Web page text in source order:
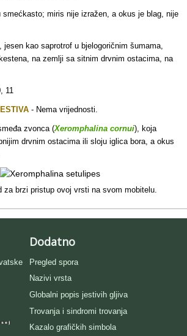
smećkasto; miris nije izražen, a okus je blag, nije
jesen kao saprotrof u bjelogoričnim šumama,
na zemlji sa sitnim drvnim ostacima, na
11
- Nema vrijednosti.
zvonca (Xeromphalina cornui), koja
drvnim ostacima ili sloju iglica bora, a okus
za brzi pristup ovoj vrsti na svom mobitelu.
Dodatno
Pregled spora
Nazivi vrsta
Globalni popis jestivih gljiva
Trovanja i sindromi trovanja
Kazalo grafičkih simbola